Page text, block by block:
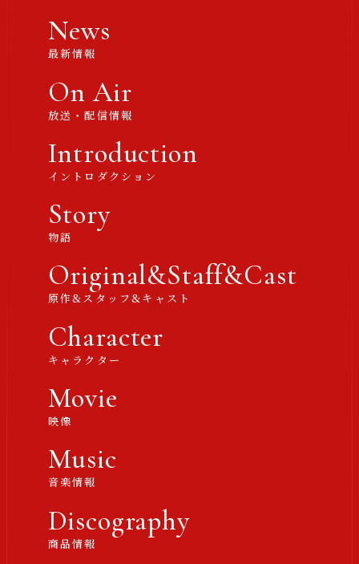
News
最新情報
On Air
放送・配信情報
Introduction
イントロダクション
Story
物語
Original&Staff&Cast
原作&スタッフ&キャスト
Character
キャラクター
Movie
映像
Music
音楽情報
Discography
商品情報